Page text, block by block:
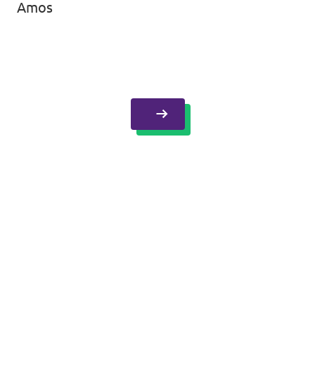
Amos